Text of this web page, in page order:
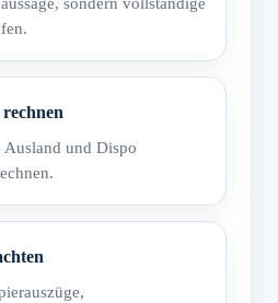
und Dispo